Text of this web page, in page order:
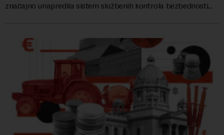
značajno unapredila sistem službenih kontrola bezbednosti